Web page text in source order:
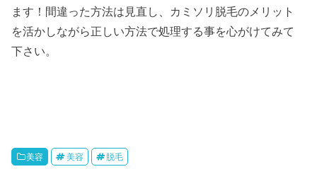
ます！間違った方法は見直し、カミソリ脱毛のメリット
を活かしながら正しい方法で処理する事を心がけてみて
下さい。
美容 美容 脱毛